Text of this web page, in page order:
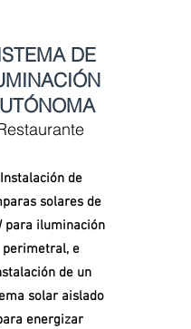
DE
Instalación de
solares de
para iluminación
perimetral, e
de un
solar aislado
energizar